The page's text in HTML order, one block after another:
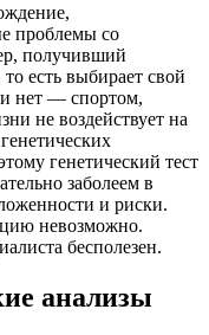
проблемы со
получивший
есть выбирает свой
нет — спортом,
не воздействует на
генетический тест
заболеем в
и риски.
невозможно.
бесполезен.
анализы